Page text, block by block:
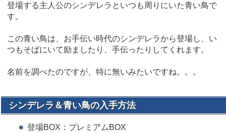
登場する主人公のシンデレラといつも周りにいた青い鳥で
す。
この青い鳥は、お手伝い時代のシンデレラから登場し、い
つもそばにいて励ましたり、手伝ったりしてくれます。
名前を調べたのですが、特に無いみたいですね。。。
シンデレラ＆青い鳥の入手方法
登場BOX：プレミアムBOX